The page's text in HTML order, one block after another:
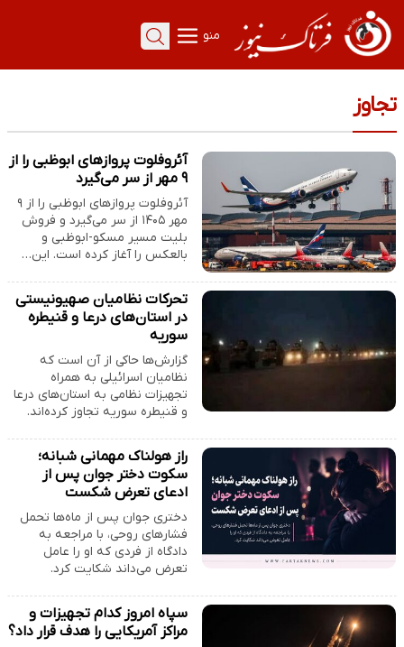
منو
تجاوز
آئروفلوت پروازهای ابوظبی را از
۹ مهر از سر می‌گیرد
آئروفلوت پروازهای ابوظبی را از ۹
مهر ۱۴۰۵ از سر می‌گیرد و فروش
بلیت مسیر مسکو-ابوظبی و
بالعکس را آغاز کرده است. این…
تحرکات نظامیان صهیونیستی
در استان‌های درعا و قنیطره
سوریه
گزارش‌ها حاکی از آن است که
نظامیان اسرائیلی به همراه
تجهیزات نظامی به استان‌های درعا
و قنیطره سوریه تجاوز کرده‌اند.
راز هولناک مهمانی شبانه؛
سکوت دختر جوان پس از
ادعای تعرض شکست
دختری جوان پس از ماه‌ها تحمل
فشارهای روحی، با مراجعه به
دادگاه از فردی که او را عامل
تعرض می‌داند شکایت کرد.
سپاه امروز کدام تجهیزات و
مراکز آمریکایی را هدف قرار داد؟